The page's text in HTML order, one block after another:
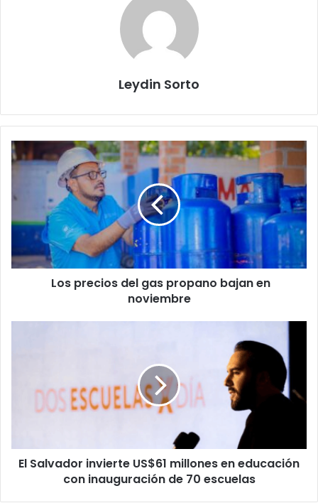
Leydin Sorto
Los
precios
bajan
noviembre
Los precios del gas propano bajan en
noviembre
millones
inauguración
deEl Salvador invierte US$61 millones en educación
con inauguración de 70 escuelas